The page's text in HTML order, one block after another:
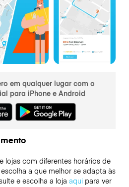
em qualquer lugar com o
para iPhone e Android
lojas com diferentes horários de
a que melhor se adapta às
e escolha a loja aquipara ver